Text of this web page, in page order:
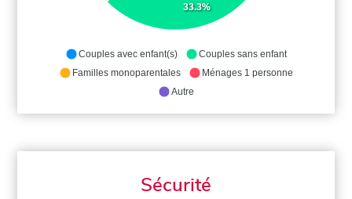
33.3%
Couples avec enfant(s)
Couples sans enfant
Familles monoparentales
Ménages 1 personne
Autre
Sécurité